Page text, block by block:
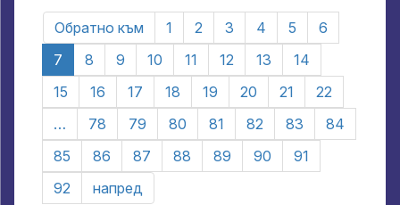
Обратно към 1 2 3 4 5
6
7
8 9 10 11 12 13
14
15
16 17 18 19 20 21
22
…
78 79 80 81 82 83
84
85
86 87 88 89 90
91
92
напред